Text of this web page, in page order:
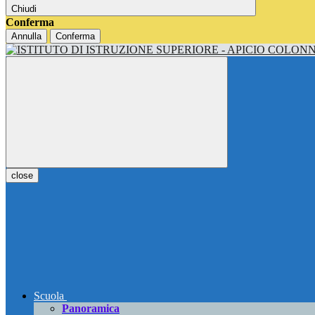
Chiudi
Conferma
Annulla Conferma
close
Scuola
Panoramica